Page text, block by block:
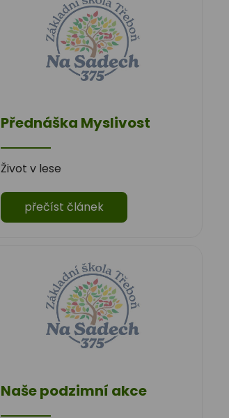
Přednáška Myslivost
Život v lese
přečíst článek
Naše podzimní akce